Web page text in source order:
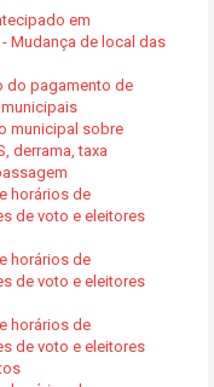
em
Mudança de local das
do pagamento de
municipal sobre
derrama, taxa
horários de
de voto e eleitores
horários de
de voto e eleitores
horários de
de voto e eleitores